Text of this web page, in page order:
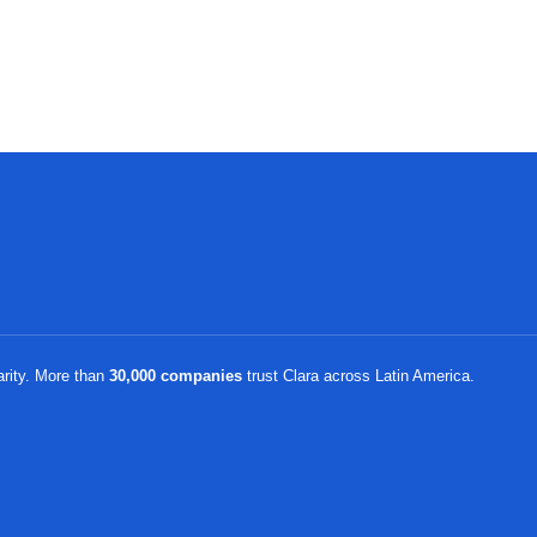
More than30,000 companiestrust Clara across Latin America.